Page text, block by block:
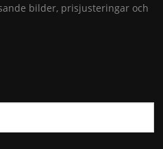
bilder, prisjusteringar och